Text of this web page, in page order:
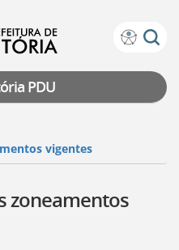
PDU
vigentes
zoneamentos